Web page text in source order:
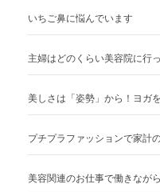
いちご鼻に悩んでいます
主婦はどのくらい美容院に行
美しさは「姿勢」から！ヨガ
プチプラファッションで家計
美容関連のお仕事で働きなが